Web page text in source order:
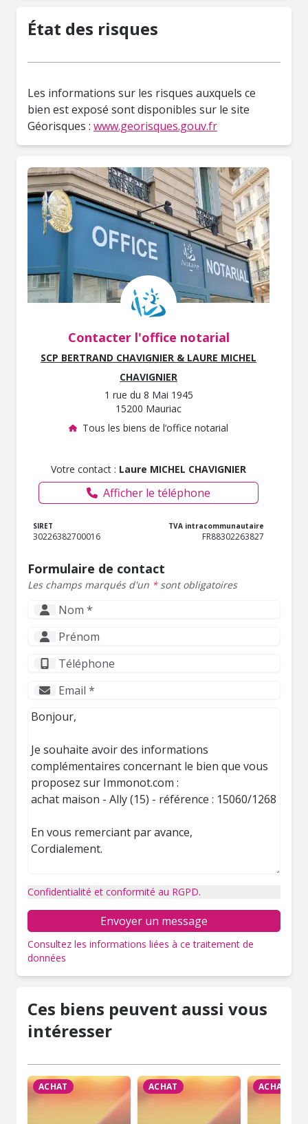
État des risques
Les informations sur les risques auxquels ce
bien est exposé sont disponibles sur le site
Géorisques : www.georisques.gouv.fr
Contacter l'office notarial
SCP BERTRAND CHAVIGNIER & LAURE MICHEL
CHAVIGNIER
1 rue du 8 Mai 1945
15200 Mauriac
Tous les biens de l’office notarial
Votre contact : Laure MICHEL CHAVIGNIER
Afficher le téléphone
SIRET
30226382700016
TVA intracommunautaire
FR88302263827
Formulaire de contact
Les champs marqués d'un *sont obligatoires
Confidentialité et conformité au RGPD.
Envoyer un message
Consultez les informations liées à ce traitement de
données
Ces biens peuvent aussi vous
intéresser
ACHAT ACHAT ACHAT